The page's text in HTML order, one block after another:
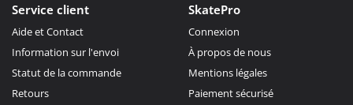
Service client
Aide et Contact
Information sur l'envoi
Statut de la commande
Retours
SkatePro
Connexion
À propos de nous
Mentions légales
Paiement sécurisé